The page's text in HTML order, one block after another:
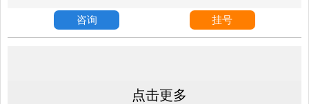
咨询 挂号
点击更多